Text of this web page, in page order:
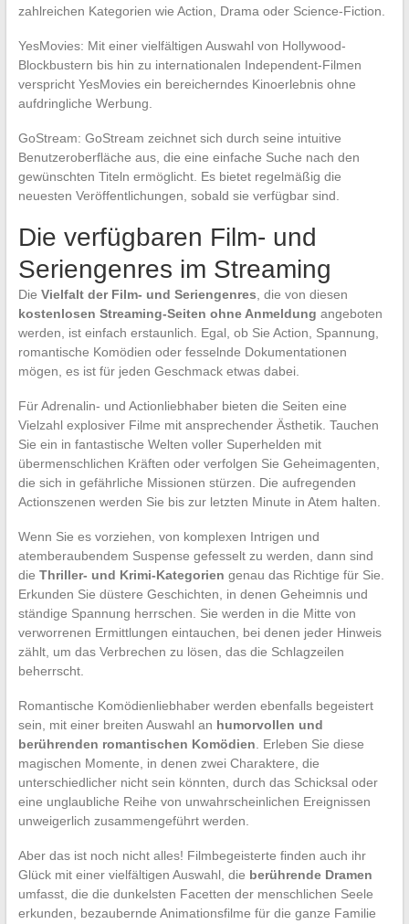
zahlreichen Kategorien wie Action, Drama oder Science-Fiction.
YesMovies: Mit einer vielfältigen Auswahl von Hollywood-
Blockbustern bis hin zu internationalen Independent-Filmen
verspricht YesMovies ein bereicherndes Kinoerlebnis ohne
aufdringliche Werbung.
GoStream: GoStream zeichnet sich durch seine intuitive
Benutzeroberfläche aus, die eine einfache Suche nach den
gewünschten Titeln ermöglicht. Es bietet regelmäßig die
neuesten Veröffentlichungen, sobald sie verfügbar sind.
Die verfügbaren Film- und
Seriengenres im Streaming
Die Vielfalt der Film- und Seriengenres , die von diesen
kostenlosen Streaming-Seiten ohne Anmeldung angeboten
werden, ist einfach erstaunlich. Egal, ob Sie Action, Spannung,
romantische Komödien oder fesselnde Dokumentationen
mögen, es ist für jeden Geschmack etwas dabei.
Für Adrenalin- und Actionliebhaber bieten die Seiten eine
Vielzahl explosiver Filme mit ansprechender Ästhetik. Tauchen
Sie ein in fantastische Welten voller Superhelden mit
übermenschlichen Kräften oder verfolgen Sie Geheimagenten,
die sich in gefährliche Missionen stürzen. Die aufregenden
Actionszenen werden Sie bis zur letzten Minute in Atem halten.
Wenn Sie es vorziehen, von komplexen Intrigen und
atemberaubendem Suspense gefesselt zu werden, dann sind
die Thriller- und Krimi-Kategorien genau das Richtige für Sie.
Erkunden Sie düstere Geschichten, in denen Geheimnis und
ständige Spannung herrschen. Sie werden in die Mitte von
verworrenen Ermittlungen eintauchen, bei denen jeder Hinweis
zählt, um das Verbrechen zu lösen, das die Schlagzeilen
beherrscht.
Romantische Komödienliebhaber werden ebenfalls begeistert
sein, mit einer breiten Auswahl an humorvollen und
berührenden romantischen Komödien . Erleben Sie diese
magischen Momente, in denen zwei Charaktere, die
unterschiedlicher nicht sein könnten, durch das Schicksal oder
eine unglaubliche Reihe von unwahrscheinlichen Ereignissen
unweigerlich zusammengeführt werden.
Aber das ist noch nicht alles! Filmbegeisterte finden auch ihr
Glück mit einer vielfältigen Auswahl, die berührende Dramen
umfasst, die die dunkelsten Facetten der menschlichen Seele
erkunden, bezaubernde Animationsfilme für die ganze Familie